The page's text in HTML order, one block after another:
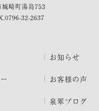
崎町湯島753
32-2637
お知らせ
お客様の声
泉翠ブログ